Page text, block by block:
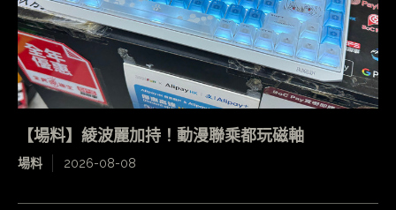
【場料】綾波麗加持！動漫聯乘都玩磁軸
場料 2026-08-08